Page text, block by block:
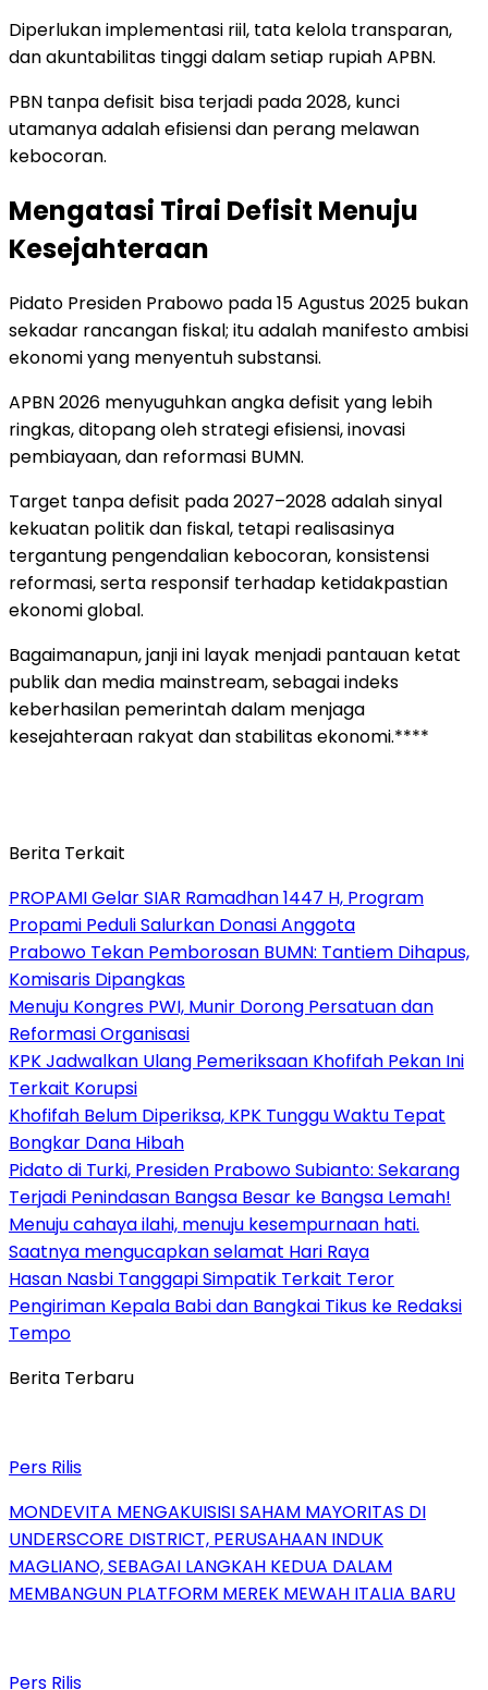
Diperlukan implementasi riil, tata kelola transparan,
dan akuntabilitas tinggi dalam setiap rupiah APBN.
PBN tanpa defisit bisa terjadi pada 2028, kunci
utamanya adalah efisiensi dan perang melawan
kebocoran.
Mengatasi Tirai Defisit Menuju
Kesejahteraan
Pidato Presiden Prabowo pada 15 Agustus 2025 bukan
sekadar rancangan fiskal; itu adalah manifesto ambisi
ekonomi yang menyentuh substansi.
APBN 2026 menyuguhkan angka defisit yang lebih
ringkas, ditopang oleh strategi efisiensi, inovasi
pembiayaan, dan reformasi BUMN.
Target tanpa defisit pada 2027–2028 adalah sinyal
kekuatan politik dan fiskal, tetapi realisasinya
tergantung pengendalian kebocoran, konsistensi
reformasi, serta responsif terhadap ketidakpastian
ekonomi global.
Bagaimanapun, janji ini layak menjadi pantauan ketat
publik dan media mainstream, sebagai indeks
keberhasilan pemerintah dalam menjaga
kesejahteraan rakyat dan stabilitas ekonomi.****
Berita Terkait
PROPAMI Gelar SIAR Ramadhan 1447 H, Program
Propami Peduli Salurkan Donasi Anggota
Prabowo Tekan Pemborosan BUMN: Tantiem Dihapus,
Komisaris Dipangkas
Menuju Kongres PWI, Munir Dorong Persatuan dan
Reformasi Organisasi
KPK Jadwalkan Ulang Pemeriksaan Khofifah Pekan Ini
Terkait Korupsi
Khofifah Belum Diperiksa, KPK Tunggu Waktu Tepat
Bongkar Dana Hibah
Pidato di Turki, Presiden Prabowo Subianto: Sekarang
Terjadi Penindasan Bangsa Besar ke Bangsa Lemah!
Menuju cahaya ilahi, menuju kesempurnaan hati.
Saatnya mengucapkan selamat Hari Raya
Hasan Nasbi Tanggapi Simpatik Terkait Teror
Pengiriman Kepala Babi dan Bangkai Tikus ke Redaksi
Tempo
Berita Terbaru
Pers Rilis
MONDEVITA MENGAKUISISI SAHAM MAYORITAS DI
UNDERSCORE DISTRICT, PERUSAHAAN INDUK
MAGLIANO, SEBAGAI LANGKAH KEDUA DALAM
MEMBANGUN PLATFORM MEREK MEWAH ITALIA BARU
Pers Rilis